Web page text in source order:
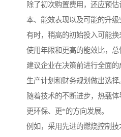
除了初次购置费用，还应预
本、能效表现以及可能的升级
有时，稍高的初始投入可能
使用年限和更高的能效比，总
建议企业在决策前进行全面
生产计划和财务规划做出选择
随着技术的不断进步，热载体
更环保、更*的方向发展。
例如，采用先进的燃烧控制